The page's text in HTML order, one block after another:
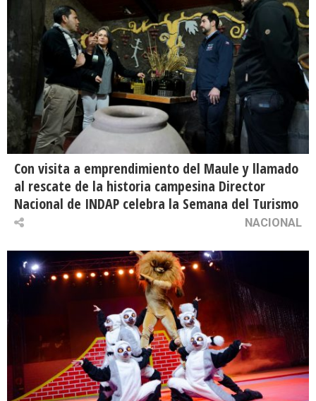
Con visita a emprendimiento del Maule y llamado
al rescate de la historia campesina Director
Nacional de INDAP celebra la Semana del Turismo
NACIONAL